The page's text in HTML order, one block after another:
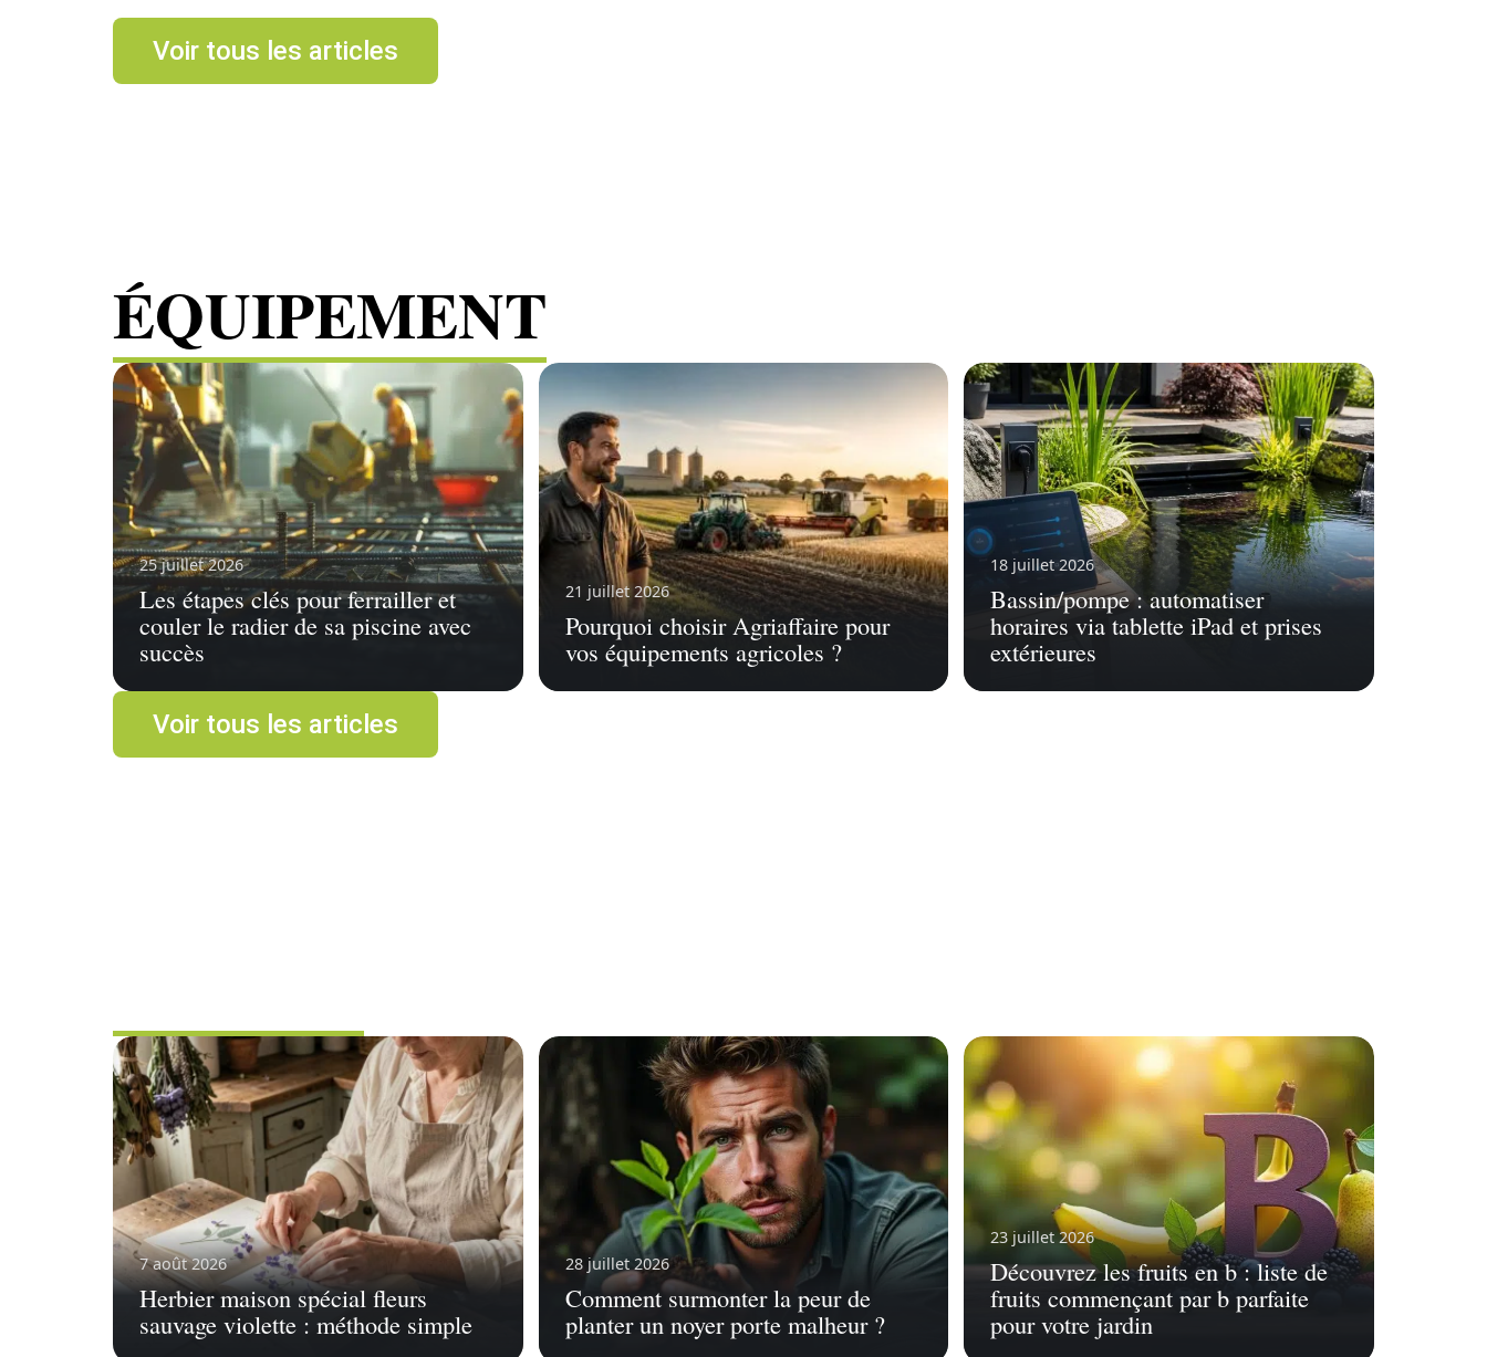
Voir tous les articles
ÉQUIPEMENT
25 juillet 2026
Les étapes clés pour ferrailler et
couler le radier de sa piscine avec
succès
21 juillet 2026
Pourquoi choisir Agriaffaire pour
vos équipements agricoles ?
18 juillet 2026
Bassin/pompe : automatiser
horaires via tablette iPad et prises
extérieures
Voir tous les articles
7 août 2026
Herbier maison spécial fleurs
sauvage violette : méthode simple
28 juillet 2026
Comment surmonter la peur de
planter un noyer porte malheur ?
23 juillet 2026
Découvrez les fruits en b : liste de
fruits commençant par b parfaite
pour votre jardin